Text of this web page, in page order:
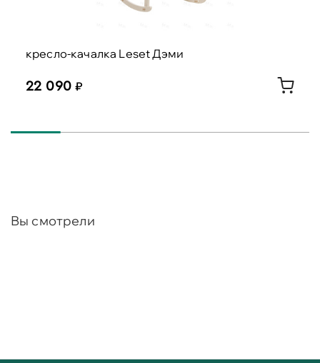
кресло-качалка Leset Дэми
22 090
Вы смотрели